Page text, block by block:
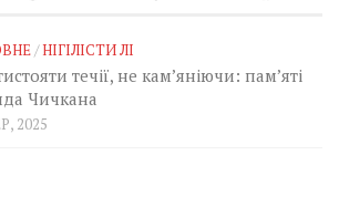
/НІГІЛІСТИ ЛІ
течії, не кам’яніючи: пам’яті
Чичкана
2025